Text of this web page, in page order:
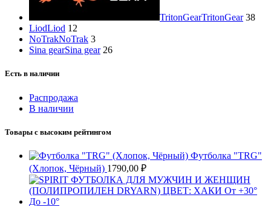
TritonGearTritonGear 38
LiodLiod 12
NoTrakNoTrak 3
Sina gearSina gear 26
Есть в наличии
Распродажа
В наличии
Товары с высоким рейтингом
Футболка "TRG"
(Хлопок, Чёрный) 1790,00 ₽